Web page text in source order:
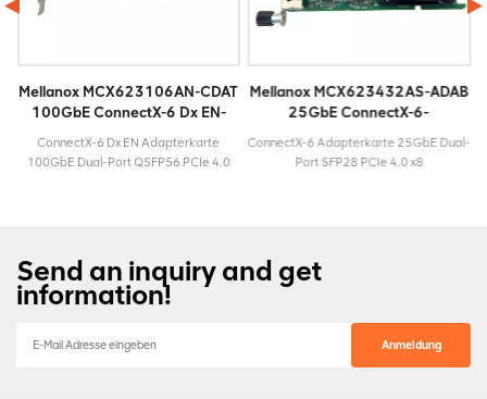
Mellanox MCX623106AN-CDAT
100GbE ConnectX-6 Dx EN-
Adapterkarte
ConnectX-6 Dx EN Adapterkarte
100GbE Dual-Port QSFP56 PCIe 4.0
Mellanox MCX623432AS-ADAB
25GbE ConnectX-6-
Adapterkarte
ConnectX-6 Adapterkarte 25GbE Dual-
Port SFP28 PCIe 4.0 x8
Send an inquiry and get
information!